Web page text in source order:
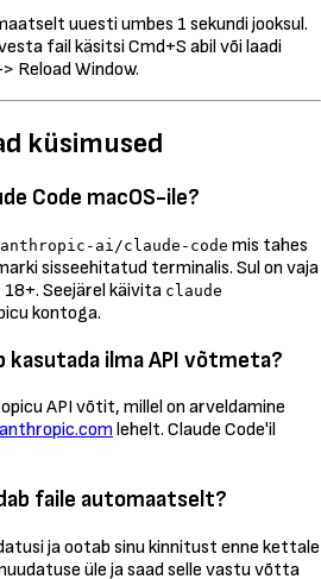
uuesti umbes 1 sekundi jooksul.
fail käsitsi Cmd+S abil või laadi
Reload Window.
küsimused
Code macOS-ile?
ai/claude-code mis tahes
sisseehitatud terminalis. Sul on vaja
Seejärel käivita claude
kontoga.
kasutada ilma API võtmeta?
API võtit, millel on arveldamine
lehelt. Claude Code'il
faile automaatselt?
ja ootab sinu kinnitust enne kettale
üle ja saad selle vastu võtta